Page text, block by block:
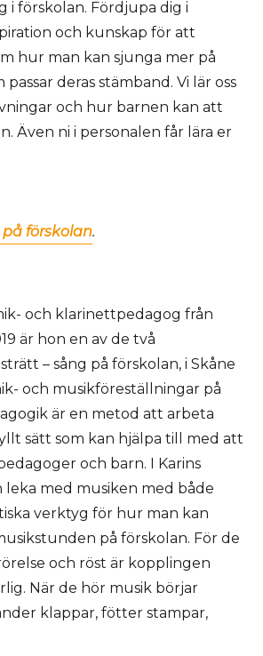
i förskolan. Fördjupa dig i
och kunskap för att
hur man kan sjunga mer på
deras stämband. Vi lär oss
och hur barnen kan att
Även ni i personalen får lära er
förskolan.
och klarinettpedagog från
är hon en av de två
– sång på förskolan, i Skåne
och musikföreställningar på
är en metod att arbeta
sätt som kan hjälpa till med att
och barn. I Karins
med musiken med både
verktyg för hur man kan
på förskolan. För de
och röst är kopplingen
När de hör musik börjar
klappar, fötter stampar,